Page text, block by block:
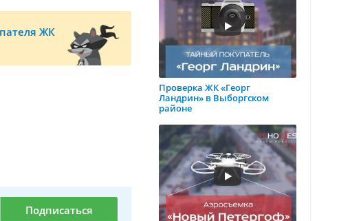
ЖК
Подписаться
Проверка ЖК «Георг
Ландрин» в Выборгском
районе